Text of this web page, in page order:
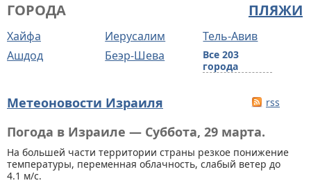
ПЛЯЖИ
ГОРОДА
Хайфа Иерусалим
Тель-Авив
Ашдод
Беэр-Шева
Все 203
города
Метеоновости Израиля rss
Погода в Израиле — Суббота, 29 марта.
На большей части территории страны резкое понижение
температуры, переменная облачность, слабый ветер до
4.1 м/с.